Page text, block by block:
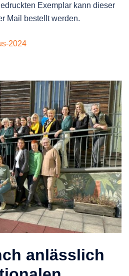
Exemplar kann dieser
Mail bestellt werden.
2024
anlässlich